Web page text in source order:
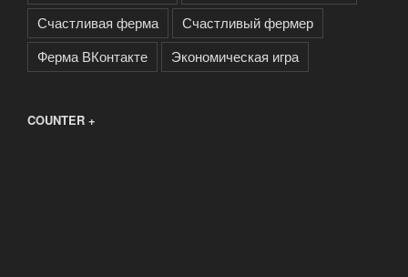
Счастливая ферма
Счастливый фермер
Ферма ВКонтакте
Экономическая игра
COUNTER +